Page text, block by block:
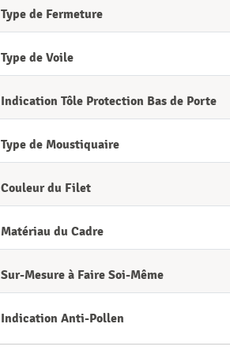
Type de Fermeture
Type de Voile
Indication Tôle Protection Bas de Porte
Type de Moustiquaire
Couleur du Filet
Matériau du Cadre
Sur-Mesure à Faire Soi-Même
Indication Anti-Pollen